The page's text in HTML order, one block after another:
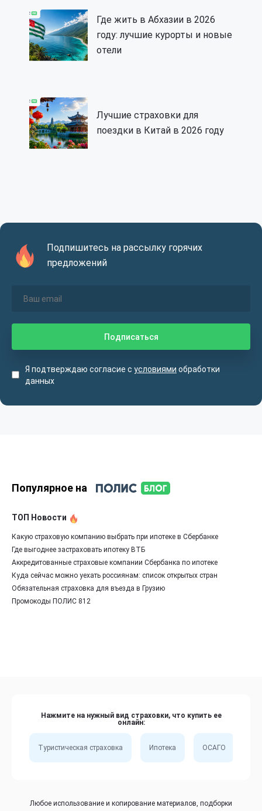
Где жить в Абхазии в 2026
году: лучшие курорты и новые
отели
Лучшие страховки для
поездки в Китай в 2026 году
Подпишитесь на рассылку горячих
предложений
Я подтверждаю согласие с условиями обработки
данных
Популярное на
ТОП Новости
Какую страховую компанию выбрать при ипотеке в Сбербанке
Где выгоднее застраховать ипотеку ВТБ
Аккредитованные страховые компании Сбербанка по ипотеке
Куда сейчас можно уехать россиянам: список открытых стран
Обязательная страховка для въезда в Грузию
Промокоды ПОЛИС 812
Нажмите на нужный вид страховки, что купить ее
онлайн:
Туристическая страховка Ипотека ОСАГО
Любое использование и копирование материалов, подборки